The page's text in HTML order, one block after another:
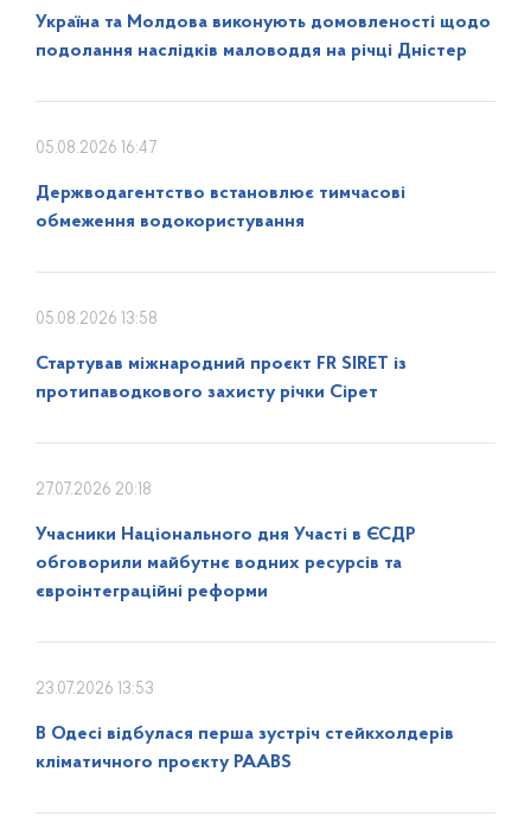
Україна та Молдова виконують домовленості щодо
подолання наслідків маловоддя на річці Дністер
05.08.2026 16:47
Держводагентство встановлює тимчасові
обмеження водокористування
05.08.2026 13:58
Стартував міжнародний проєкт FR SIRET із
протипаводкового захисту річки Сірет
27.07.2026 20:18
Учасники Національного дня Участі в ЄСДР
обговорили майбутнє водних ресурсів та
євроінтеграційні реформи
23.07.2026 13:53
В Одесі відбулася перша зустріч стейкхолдерів
кліматичного проєкту PAABS